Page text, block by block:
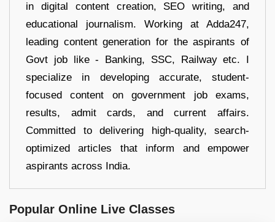
in digital content creation, SEO writing, and
educational journalism. Working at Adda247,
leading content generation for the aspirants of
Govt job like - Banking, SSC, Railway etc. I
specialize in developing accurate, student-
focused content on government job exams,
results, admit cards, and current affairs.
Committed to delivering high-quality, search-
optimized articles that inform and empower
aspirants across India.
Popular Online Live Classes